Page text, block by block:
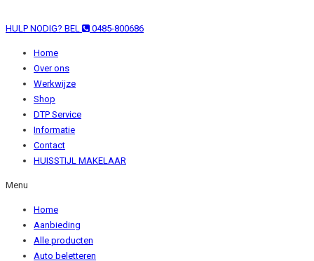
HULP NODIG? BEL 0485-800686
Home
Over ons
Werkwijze
Shop
DTP Service
Informatie
Contact
HUISSTIJL MAKELAAR
Menu
Home
Aanbieding
Alle producten
Auto beletteren